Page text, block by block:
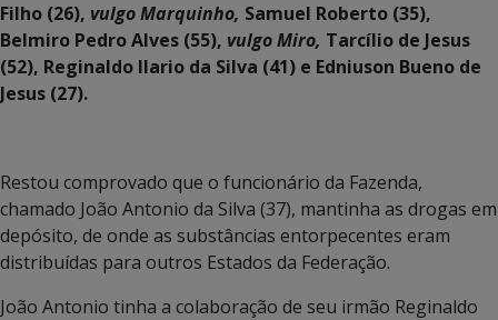
Filho (26), vulgo Marquinho, Samuel Roberto (35),
Belmiro Pedro Alves (55), vulgo Miro, Tarcílio de Jesus
(52), Reginaldo Ilario da Silva (41) e Edniuson Bueno de
Jesus (27).
Restou comprovado que o funcionário da Fazenda,
chamado João Antonio da Silva (37), mantinha as drogas em
depósito, de onde as substâncias entorpecentes eram
distribuídas para outros Estados da Federação.
João Antonio tinha a colaboração de seu irmão Reginaldo